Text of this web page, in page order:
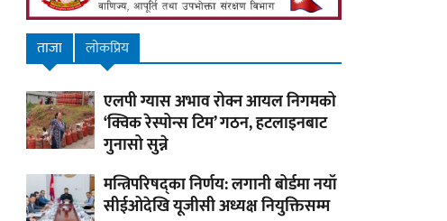
ताजा लाेकप्रिय
एलपी ग्यास अभाव रोक्न आयल निगमको
‘क्विक रेस्पोन्स टिम’ गठन, हटलाइनबाट
गुनासो सुन्ने
मन्त्रिपरिषद्का निर्णय: लगानी बोर्डमा नयाँ
सीईओदेखि यूजीसी अध्यक्ष नियुक्तिसम्म